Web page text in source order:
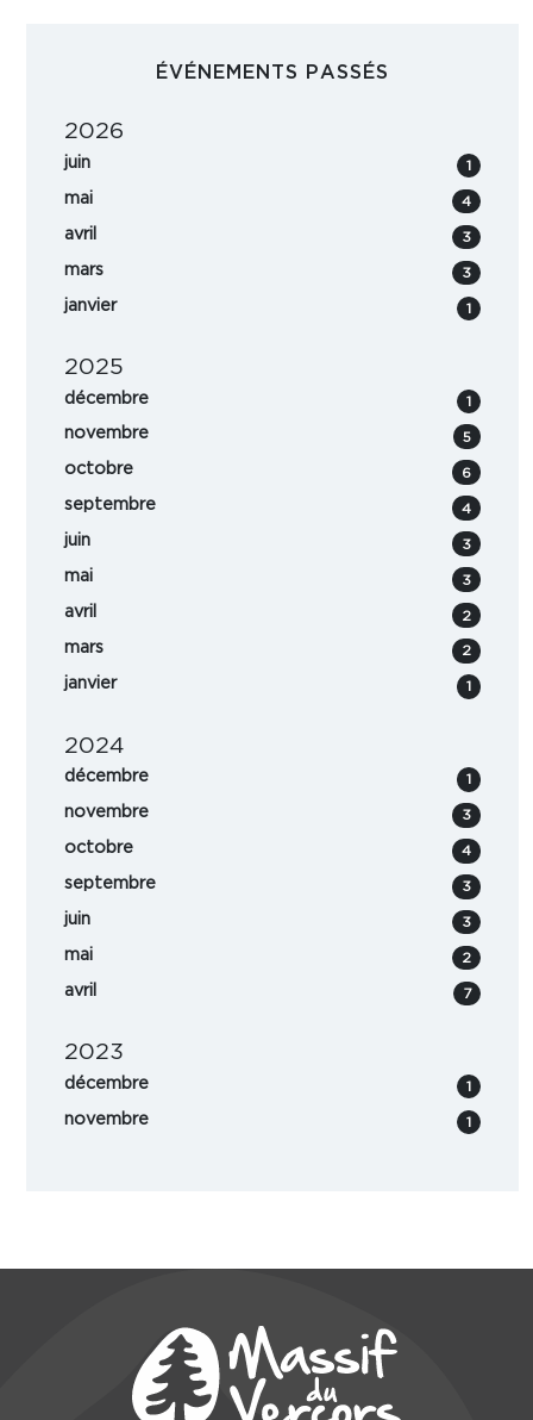
ÉVÉNEMENTS PASSÉS
2026
juin 1
mai 4
avril 3
mars 3
janvier 1
2025
décembre 1
novembre 5
octobre 6
septembre 4
juin 3
mai 3
avril 2
mars 2
janvier 1
2024
décembre 1
novembre 3
octobre 4
septembre 3
juin 3
mai 2
avril 7
2023
décembre 1
novembre 1